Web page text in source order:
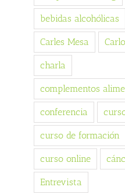
bebidas alcohólicas
Carles Mesa
charla
complementos
conferencia
curso de formación
curso online
Entrevista